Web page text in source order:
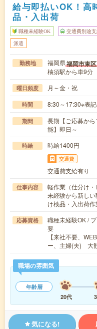
給与即払いOK！高
品・入出荷
職種未経験OK 交通費別途支
派遣
勤務地 福岡県福岡市東区
柚須駅から車9分
曜日頻度 月～金・祝
時間 8:30～17:30※表記
期間
長期【ご応募か
能】即日～
時給 時給1400円
交通費
交通費支給有り
仕事内容
軽作業（仕分け・
未経験から新し
け検品・入出荷
応募資格
職種未経験OK /
要
【来社不要、
ー、主婦(夫) 大
職場の雰囲気
年齢層
20代
気になる!